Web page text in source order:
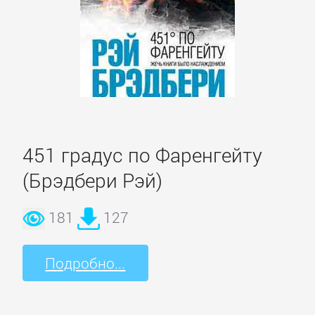
451 градус по Фаренгейту
(Брэдбери Рэй)
181 127
Подробно...
Домашние
Зарубежная
прикладная
популярная
литература
Здоровье
Кулинария